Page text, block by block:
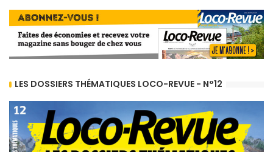
LES DOSSIERS THÉMATIQUES LOCO-REVUE - N°12